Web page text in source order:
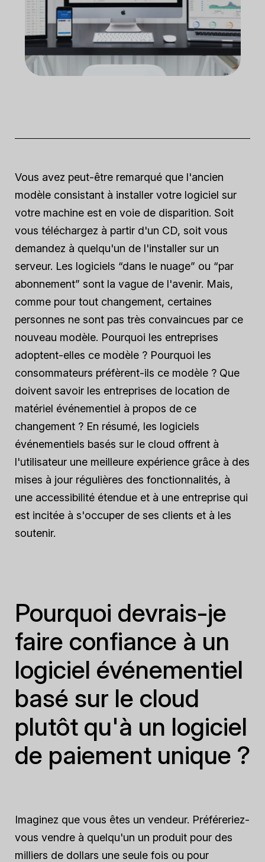
Vous avez peut-être remarqué que l'ancien
modèle consistant à installer votre logiciel sur
votre machine est en voie de disparition. Soit
vous téléchargez à partir d'un CD, soit vous
demandez à quelqu'un de l'installer sur un
serveur. Les logiciels “dans le nuage” ou “par
abonnement” sont la vague de l'avenir. Mais,
comme pour tout changement, certaines
personnes ne sont pas très convaincues par ce
nouveau modèle. Pourquoi les entreprises
adoptent-elles ce modèle ? Pourquoi les
consommateurs préfèrent-ils ce modèle ? Que
doivent savoir les entreprises de location de
matériel événementiel à propos de ce
changement ? En résumé, les logiciels
événementiels basés sur le cloud offrent à
l'utilisateur une meilleure expérience grâce à des
mises à jour régulières des fonctionnalités, à
une accessibilité étendue et à une entreprise qui
est incitée à s'occuper de ses clients et à les
soutenir.
Pourquoi devrais-je
faire confiance à un
logiciel événementiel
basé sur le cloud
plutôt qu'à un logiciel
de paiement unique ?
Imaginez que vous êtes un vendeur. Préféreriez-
vous vendre à quelqu'un un produit pour des
milliers de dollars une seule fois ou pour